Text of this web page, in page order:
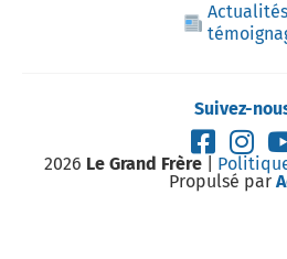
Suivez-
2026 Le Grand Frère|
Propulsé par